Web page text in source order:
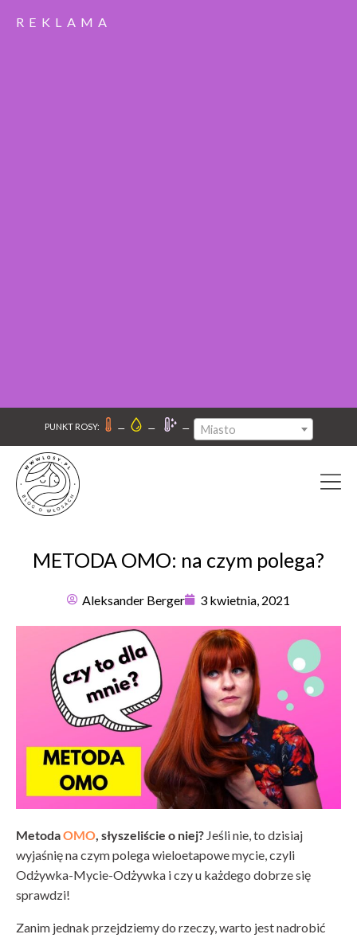
REKLAMA
PUNKT ROSY: – – – Miasto
METODA OMO: na czym polega?
Aleksander Berger 3 kwietnia, 2021
MetodaOMO , słyszeliście o niej? Jeśli nie, to dzisiaj
wyjaśnię na czym polega wieloetapowe mycie, czyli
Odżywka-Mycie-Odżywka i czy u każdego dobrze się
sprawdzi!
Zanim jednak przejdziemy do rzeczy, warto jest nadrobić